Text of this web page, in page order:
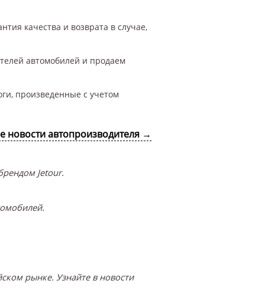
качества и возврата в случае,
автомобилей и продаем
произведенные с учетом
новости автопроизводителя →
Jetour.
рынке. Узнайте в новости